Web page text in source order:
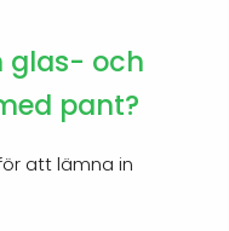
glas- och
pant?
att lämna in